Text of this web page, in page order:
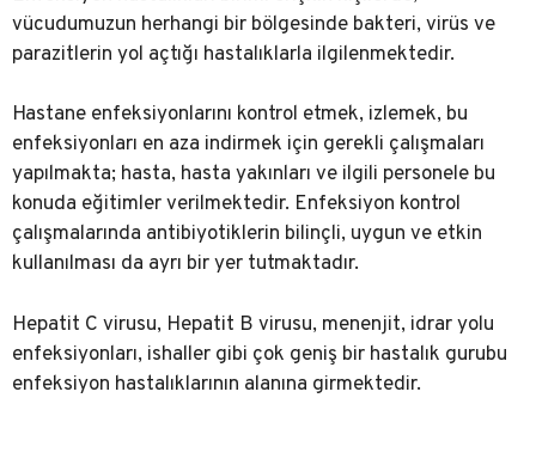
vücudumuzun herhangi bir bölgesinde bakteri, virüs ve
parazitlerin yol açtığı hastalıklarla ilgilenmektedir.
Hastane enfeksiyonlarını kontrol etmek, izlemek, bu
enfeksiyonları en aza indirmek için gerekli çalışmaları
yapılmakta; hasta, hasta yakınları ve ilgili personele bu
konuda eğitimler verilmektedir. Enfeksiyon kontrol
çalışmalarında antibiyotiklerin bilinçli, uygun ve etkin
kullanılması da ayrı bir yer tutmaktadır.
Hepatit C virusu, Hepatit B virusu, menenjit, idrar yolu
enfeksiyonları, ishaller gibi çok geniş bir hastalık gurubu
enfeksiyon hastalıklarının alanına girmektedir.